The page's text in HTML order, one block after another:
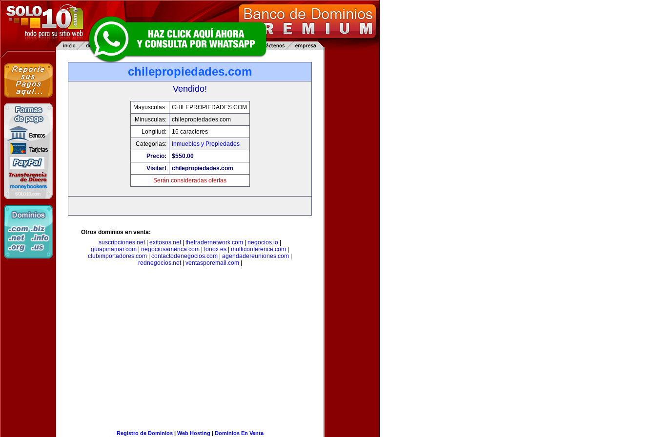
chilepropiedades.com
Vendido!
Mayusculas:
CHILEPROPIEDADES.COM
Minusculas:
chilepropiedades.com
Longitud:
16 caracteres
Categorias:
Inmuebles y Propiedades
Precio:
$550.00
Visitar!
chilepropiedades.com
Serán consideradas ofertas
Otros dominios en venta:
suscripciones.net| exitosos.net| thetradernetwork.com negocios.io
guiapinamar.com
negociosamerica.com fonox.es multiconference.com
clubimportadores.com
contactodenegocios.com agendadereuniones.com
rednegocios.net| ventasporemail.com|
Registro de Dominios| Web Hosting | Dominios En Venta